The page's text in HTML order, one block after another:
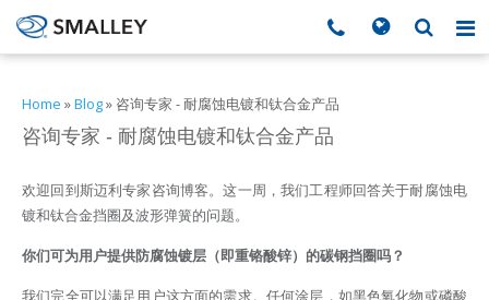
Search form
搜索
Home »Blog» 咨询专家 - 耐腐蚀电镀和钛合金产品
咨询专家 - 耐腐蚀电镀和钛合金产品
欢迎回到斯迈利专家咨询博客。这一周，我们工程师回答关于耐腐蚀电
镀和钛合金挡圈及波形弹簧的问题。
你们可为用户提供防腐蚀镀层（即重铬酸锌）的碳钢挡圈吗？
我们完全可以满足用户这方面的需求。任何涂层，如黑色氧化物或磷酸